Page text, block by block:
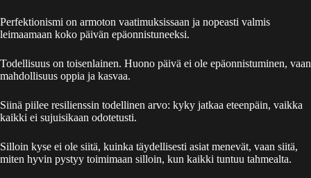
Perfektionismi on armoton vaatimuksissaan ja nopeasti valmis
leimaamaan koko päivän epäonnistuneeksi.
Todellisuus on toisenlainen. Huono päivä ei ole epäonnistuminen, vaan
mahdollisuus oppia ja kasvaa.
Siinä piilee resilienssin todellinen arvo: kyky jatkaa eteenpäin, vaikka
kaikki ei sujuisikaan odotetusti.
Silloin kyse ei ole siitä, kuinka täydellisesti asiat menevät, vaan siitä,
miten hyvin pystyy toimimaan silloin, kun kaikki tuntuu tahmealta.